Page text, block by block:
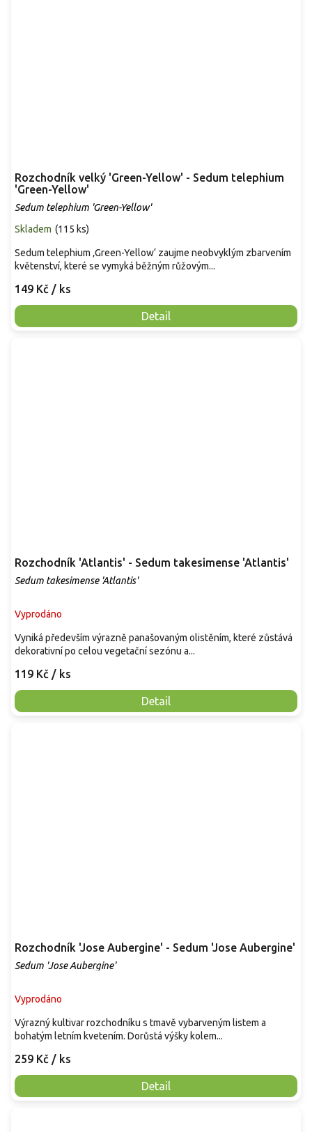
Rozchodník velký 'Green-Yellow' - Sedum telephium
'Green-Yellow'
Sedum telephium 'Green-Yellow'
Skladem (115 ks)
149 Kč / ks
Detail
Sedum telephium ‚Green-Yellow‘ zaujme neobvyklým zbarvením
květenství, které se vymyká běžným růžovým...
Rozchodník 'Atlantis' - Sedum takesimense 'Atlantis'
Sedum takesimense 'Atlantis'
Vyprodáno
119 Kč / ks
Detail
Vyniká především výrazně panašovaným olistěním, které zůstává
dekorativní po celou vegetační sezónu a...
Rozchodník 'Jose Aubergine' - Sedum 'Jose Aubergine'
Sedum 'Jose Aubergine'
Vyprodáno
259 Kč / ks
Detail
Výrazný kultivar rozchodníku s tmavě vybarveným listem a
bohatým letním kvetením. Dorůstá výšky kolem...